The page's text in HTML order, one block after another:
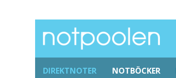
DIREKTNOTER NOTBÖCKER